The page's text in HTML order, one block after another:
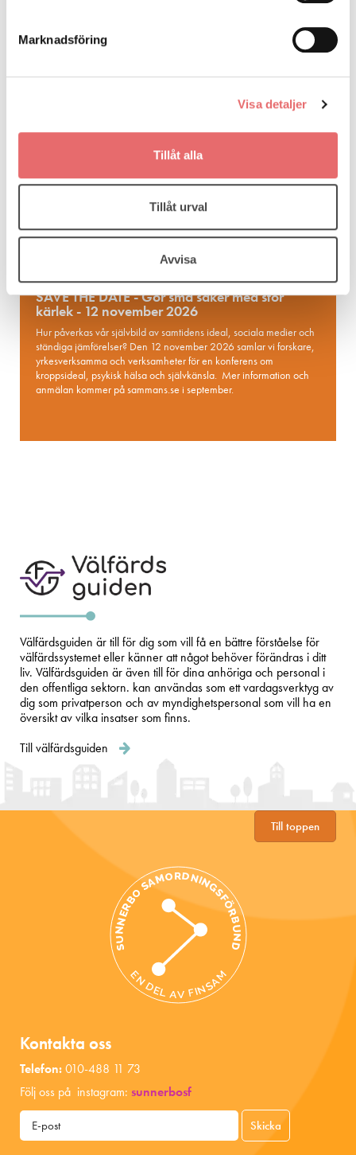
Marknadsföring
Visa detaljer
Tillåt alla
Tillåt urval
Avvisa
Höstens datum för Samverkansutbildningen kommer äga rum 7, 11
SAVE THE DATE - Gör små saker med stor
kärlek - 12 november 2026
Hur påverkas vår självbild av samtidens ideal, sociala medier och
ständiga jämförelser? Den 12 november 2026 samlar vi forskare,
yrkesverksamma och verksamheter för en konferens om
kroppsideal, psykisk hälsa och självkänsla. Mer information och
anmälan kommer på sammans.se i september.
Välfärdsguiden är till för dig som vill få en bättre förståelse för
välfärdssystemet eller känner att något behöver förändras i ditt
liv. Välfärdsguiden är även till för dina anhöriga och personal i
den offentliga sektorn. kan användas som ett vardagsverktyg av
dig som privatperson och av myndighetspersonal som vill ha en
översikt av vilka insatser som finns.
Till välfärdsguiden
Till toppen
Kontakta oss
Telefon:010-488 11 73
Följ oss på instagram: sunnerbosf
Skicka